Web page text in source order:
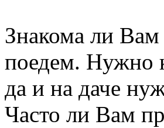
Знакома ли Вам
поедем. Нужно
да и на даче
Часто ли Вам